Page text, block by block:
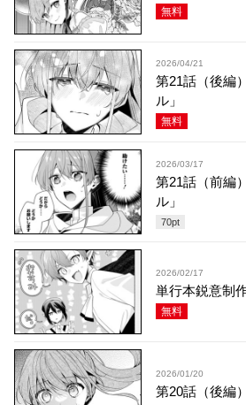
無料
2026/04/21
第21話（後編
ル」
無料
2026/03/17
第21話（前編
ル」
70pt
2026/02/17
単行本鋭意制
無料
2026/01/20
第20話（後編